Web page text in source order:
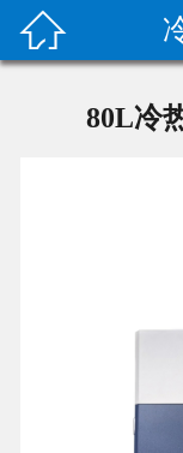

80L冷